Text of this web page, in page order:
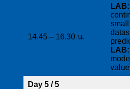
14.45 – 16.30 น.
LAB:
LAB:
Day 5 / 5